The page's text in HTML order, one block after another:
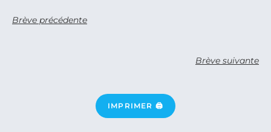
Brève précédente
Brève suivante
IMPRIMER 🖨